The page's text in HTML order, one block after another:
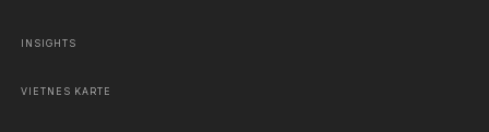
INSIGHTS
VIETNES KARTE